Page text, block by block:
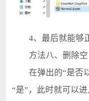
4、最后就能够正
方法八、删除空
在弹出的“是否以
“是”，此时就可以